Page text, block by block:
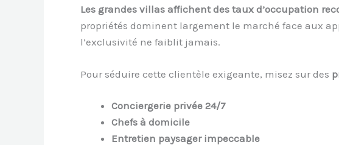
Les grandes villas affichent des taux d’occupation
propriétés dominent largement le marché face aux
l’exclusivité ne faiblit jamais.
Pour séduire cette clientèle exigeante, misez sur des
Conciergerie privée 24/7
Chefs à domicile
Entretien paysager impeccable